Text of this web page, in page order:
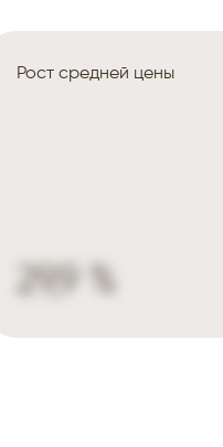
Рост средней цены
29,9 %